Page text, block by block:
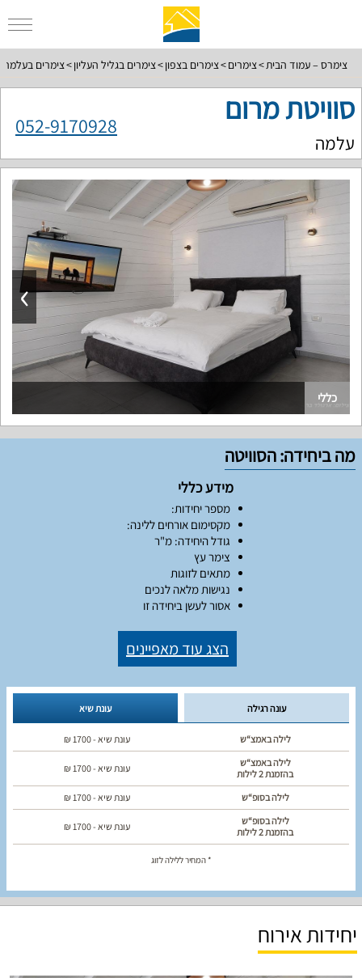
צימרס – עמוד הבית צימרים צימרים בצפון צימרים בגליל העליון צימרים בעלמה
סוויטת מרום
עלמה
052-9170928
›
כללי
עונת שיא עונה רגילה
לילה באמצ“ש עונת שיא -1700
₪
לילה באמצ“ש
בהזמנת 2 לילות
עונת שיא -1700
₪
לילה בסופ“ש עונת שיא -1700
₪
לילה בסופ“ש
בהזמנת 2 לילות
עונת שיא -1700
₪
* המחיר ללילה לזוג
מה ביחידה: הסוויטה
מידע כללי
מספר יחידות:
מקסימום אורחים ללינה:
גודל היחידה: מ"ר
צימר עץ
מתאים לזוגות
נגישות מלאה לנכים
אסור לעשן ביחידה זו
הצג עוד מאפיינים
יחידות אירוח